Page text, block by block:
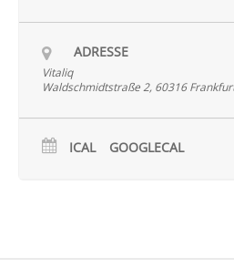
ADRESSE
Vitaliq
Waldschmidtstraße 2, 60316
ICAL GOOGLECAL